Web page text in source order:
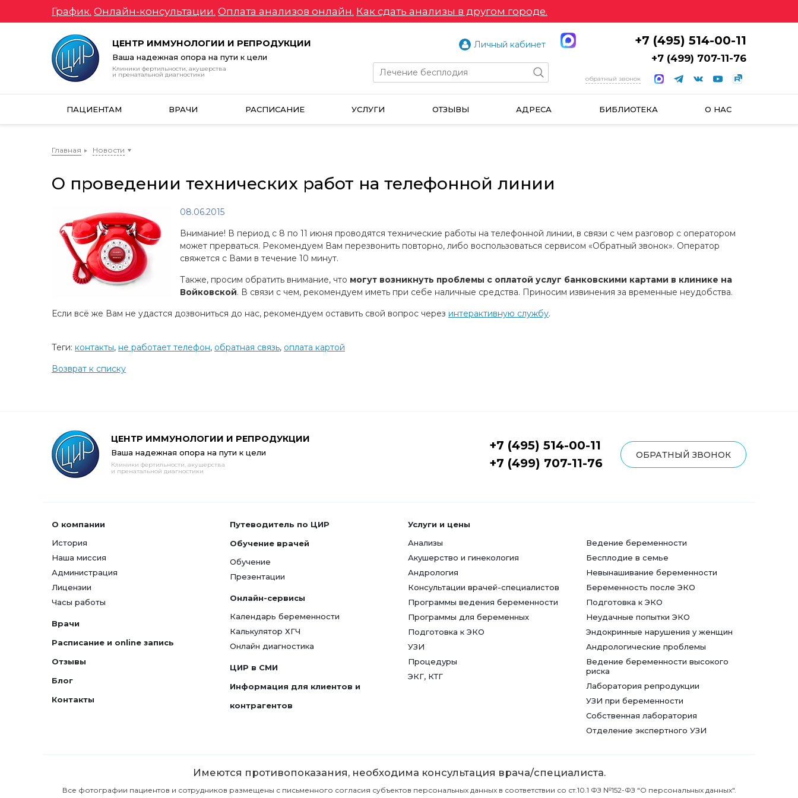
График. Онлайн-консультации. Оплата анализов онлайн. Как сдать анализы в другом городе.
ЦЕНТР ИММУНОЛОГИИ И РЕПРОДУКЦИИ
Ваша надежная опора на пути к цели
Клиники фертильности, акушерства
и пренатальной диагностики
Личный кабинет +7 (495) 514-00-11
+7 (499) 707-11-76
обратный звонок
ПАЦИЕНТАМ ВРАЧИ РАСПИСАНИЕ УСЛУГИ ОТЗЫВЫ АДРЕСА БИБЛИОТЕКА О НАС
Главная Новости
О проведении технических работ на телефонной линии
08.06.2015
Внимание! В период с 8 по 11 июня проводятся технические работы на телефонной линии, в связи с чем разговор с оператором
может прерваться. Рекомендуем Вам перезвонить повторно, либо воспользоваться сервисом «Обратный звонок». Оператор
свяжется с Вами в течение 10 минут.
Также, просим обратить внимание, что могут возникнуть проблемы с оплатой услуг банковскими картами в клинике на
Войковской. В связи с чем, рекомендуем иметь при себе наличные средства. Приносим извинения за временные неудобства.
Если всё же Вам не удастся дозвониться до нас, рекомендуем оставить свой вопрос через интерактивную службу.
Теги: контакты, не работает телефон, обратная связь, оплата картой
Возврат к списку
ЦЕНТР ИММУНОЛОГИИ И РЕПРОДУКЦИИ
Ваша надежная опора на пути к цели
Клиники фертильности, акушерства
и пренатальной диагностики
+7 (495) 514-00-11
+7 (499) 707-11-76
ОБРАТНЫЙ ЗВОНОК
О компании
История
Наша миссия
Администрация
Лицензии
Часы работы
Врачи
Расписание и online запись
Отзывы
Блог
Контакты
Путеводитель по ЦИР
Обучение врачей
Обучение
Презентации
Онлайн-сервисы
Календарь беременности
Калькулятор ХГЧ
Онлайн диагностика
ЦИР в СМИ
Информация для клиентов и
контрагентов
Услуги и цены
Анализы
Акушерство и гинекология
Андрология
Консультации врачей-специалистов
Программы ведения беременности
Программы для беременных
Подготовка к ЭКО
УЗИ
Процедуры
ЭКГ, КТГ
Ведение беременности
Бесплодие в семье
Невынашивание беременности
Беременность после ЭКО
Подготовка к ЭКО
Неудачные попытки ЭКО
Эндокринные нарушения у женщин
Андрологические проблемы
Ведение беременности высокого
риска
Лаборатория репродукции
УЗИ при беременности
Собственная лаборатория
Отделение экспертного УЗИ
Имеются противопоказания, необходима консультация врача/специалиста.
Все фотографии пациентов и сотрудников размещены с письменного согласия субъектов персональных данных в соответствии со ст.10.1 ФЗ №152-ФЗ "О персональных данных".